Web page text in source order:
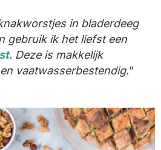
in bladerdeeg
gebruik ik het liefst een
. Deze is makkelijk
vaatwasserbestendig.